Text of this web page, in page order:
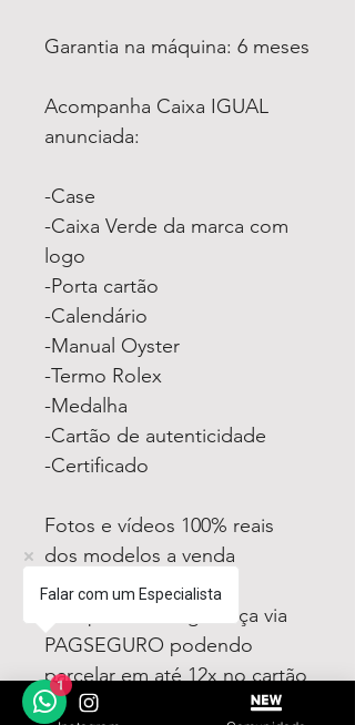
Garantia na máquina: 6 meses
Acompanha Caixa IGUAL
anunciada:
-Case
-Caixa Verde da marca com
logo
-Porta cartão
-Calendário
-Manual Oyster
-Termo Rolex
-Medalha
-Cartão de autenticidade
-Certificado
Fotos e vídeos 100% reais
dos modelos a venda
Compre com segurança via
PAGSEGURO podendo
parcelar em até 12x no cartão
sendo em até 4x sem juros.
Falar com um Especialista
1